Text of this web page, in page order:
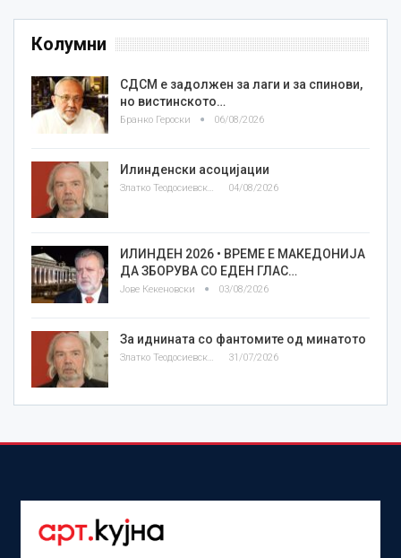
Колумни
СДСМ е задолжен за лаги и за спинови,
но вистинското…
Бранко Героски 06/08/2026
Илинденски асоцијации
04/08/2026
ИЛИНДЕН 2026 • ВРЕМЕ Е МАКЕДОНИЈА
ДА ЗБОРУВА СО ЕДЕН ГЛАС…
Јове Кекеновски 03/08/2026
За иднината со фантомите од минатото
Златко Теодосиевски 31/07/2026